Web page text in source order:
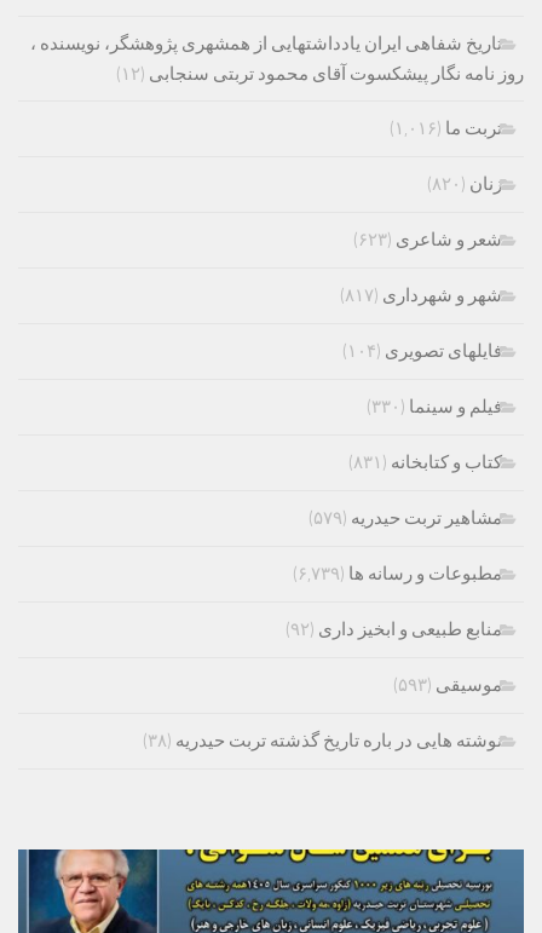
تاریخ شفاهی ایران یادداشتهایی از همشهری پژوهشگر، نویسنده ،
روز نامه نگار پیشکسوت آقای محمود تربتی سنجابی (۱۲)
تربت ما (۱,۰۱۶)
زنان (۸۲۰)
شعر و شاعری (۶۲۳)
شهر و شهرداری (۸۱۷)
فایلهای تصویری (۱۰۴)
فیلم و سینما (۳۳۰)
کتاب و کتابخانه (۸۳۱)
مشاهیر تربت حیدریه (۵۷۹)
مطبوعات و رسانه ها (۶,۷۳۹)
منابع طبیعی و ابخیز داری (۹۲)
موسیقی (۵۹۳)
نوشته هایی در باره تاریخ گذشته تربت حیدریه (۳۸)